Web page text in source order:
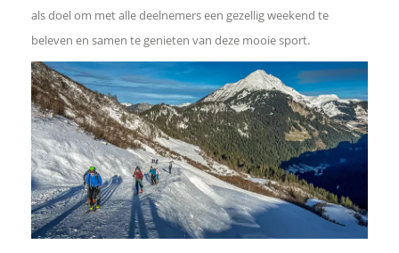
n
o
p
L
als doel om met alle deelnemers een gezellig weekend te
beleven en samen te genieten van deze mooie sport.